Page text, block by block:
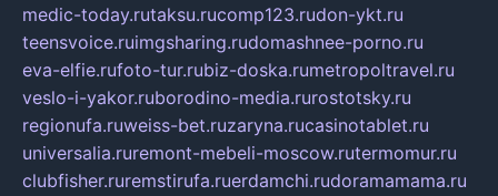
medic-today.rutaksu.rucomp123.rudon-ykt.ru
teensvoice.ruimgsharing.rudomashnee-porno.ru
eva-elfie.rufoto-tur.rubiz-doska.rumetropoltravel.ru
veslo-i-yakor.ruborodino-media.rurostotsky.ru
regionufa.ruweiss-bet.ruzaryna.rucasinotablet.ru
universalia.ruremont-mebeli-moscow.rutermomur.ru
clubfisher.ruremstirufa.ruerdamchi.rudoramamama.ru